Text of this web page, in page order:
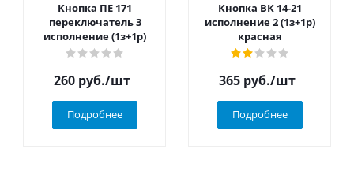
Кнопка ПЕ 171
переключатель 3
исполнение (1з+1р)
260 руб./шт
Подробнее
Кнопка ВК 14-21
исполнение 2 (1з+1р)
красная
365 руб./шт
Подробнее